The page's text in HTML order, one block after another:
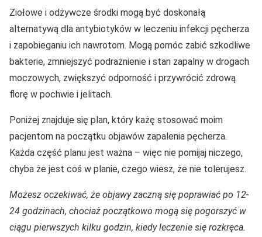
Ziołowe i odżywcze środki mogą być doskonałą
alternatywą dla antybiotyków w leczeniu infekcji pęcherza
i zapobieganiu ich nawrotom. Mogą pomóc zabić szkodliwe
bakterie, zmniejszyć podrażnienie i stan zapalny w drogach
moczowych, zwiększyć odporność i przywrócić zdrową
florę w pochwie i jelitach.
Poniżej znajduje się plan, który każę stosować moim
pacjentom na początku objawów zapalenia pęcherza.
Każda część planu jest ważna – więc nie pomijaj niczego,
chyba że jest coś w planie, czego wiesz, że nie tolerujesz.
Możesz oczekiwać, że objawy zaczną się poprawiać po 12-
24 godzinach, chociaż początkowo mogą się pogorszyć w
ciągu pierwszych kilku godzin, kiedy leczenie się rozkręca.